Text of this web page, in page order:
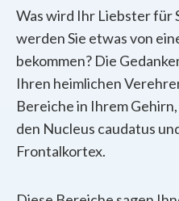
Was wird Ihr Liebster für
werden Sie etwas von
bekommen? Die
Ihren heimlichen
Bereiche in Ihrem
den Nucleus caudatus
Frontalkortex.